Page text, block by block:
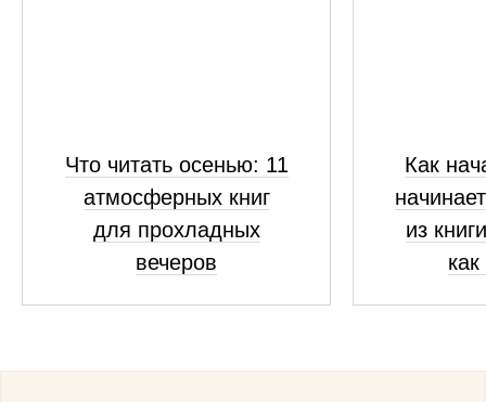
Что читать осенью: 11
атмосферных книг
для прохладных
вечеров
Как
из